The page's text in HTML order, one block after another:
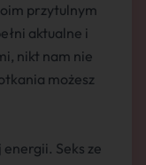
przytulnym
aktualne i
nikt nam nie
możesz
Seks ze